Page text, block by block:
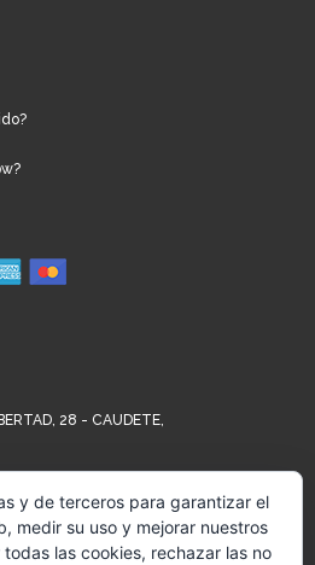
28 - CAUDETE,
y de terceros para garantizar el
medir su uso y mejorar nuestros
las cookies, rechazar las no